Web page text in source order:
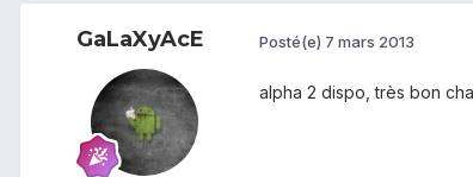
GaLaXyAcE Posté(e) 7 mars 2013
alpha 2 dispo, très bon